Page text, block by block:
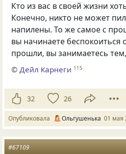
Кто из вас в своей жизни
Конечно, никто не может
напилены. То же самое с
вы начинаете беспокоиться
прошли, вы занимаетесь
© Дейл Карнеги 115
32 26
Опубликовала Ольгушенька 01 мая
#67109